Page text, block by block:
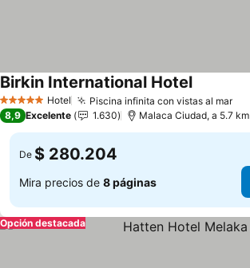
5 Estrellas Hotel Piscina infinita con vistas al mar
Birkin International HotelVer
8,9 Excelente 1.630 Malaca Ciudad, a 5.7
De $ 280.204
Mira precios de 8 páginas
Opción destacada